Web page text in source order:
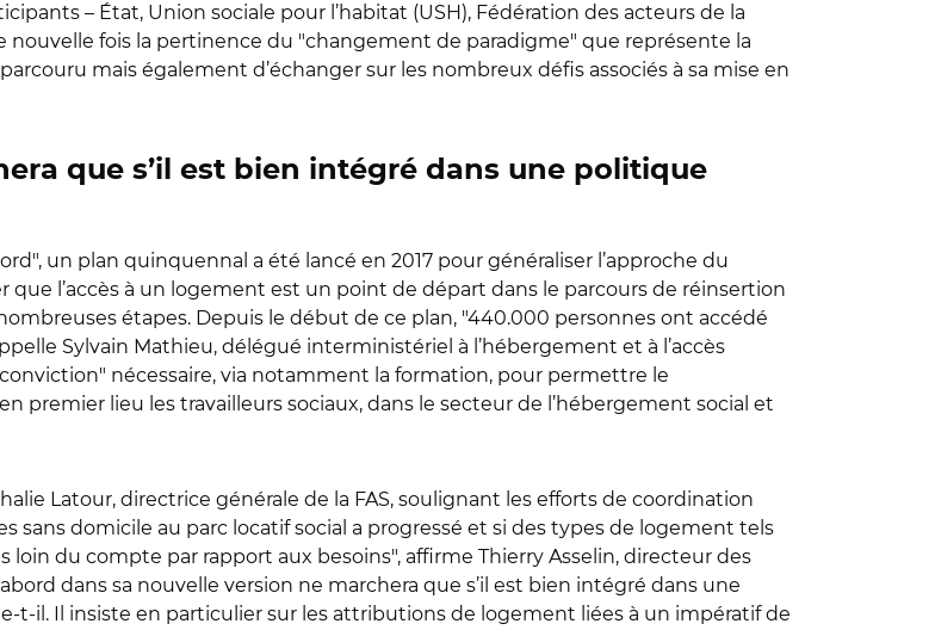
– État, Union sociale pour l’habitat (USH), Fédération des acteurs de la
nouvelle fois la pertinence du "changement de paradigme" que représente la
mais également d’échanger sur les nombreux défis associés à sa mise en
que s’il est bien intégré dans une politique
", un plan quinquennal a été lancé en 2017 pour généraliser l’approche du
que l’accès à un logement est un point de départ dans le parcours de réinsertion
étapes. Depuis le début de ce plan, "440.000 personnes ont accédé
Sylvain Mathieu, délégué interministériel à l’hébergement et à l’accès
" nécessaire, via notamment la formation, pour permettre le
premier lieu les travailleurs sociaux, dans le secteur de l’hébergement social et
Latour, directrice générale de la FAS, soulignant les efforts de coordination
sans domicile au parc locatif social a progressé et si des types de logement tels
loin du compte par rapport aux besoins", affirme Thierry Asselin, directeur des
dans sa nouvelle version ne marchera que s’il est bien intégré dans une
t-il. Il insiste en particulier sur les attributions de logement liées à un impératif de